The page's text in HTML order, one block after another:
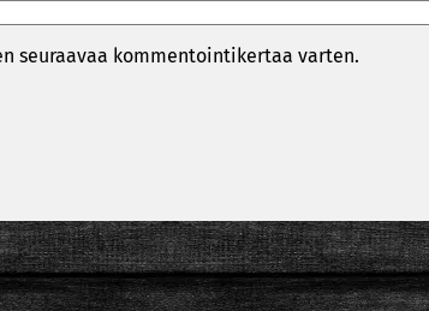
seuraavaa kommentointikertaa varten.